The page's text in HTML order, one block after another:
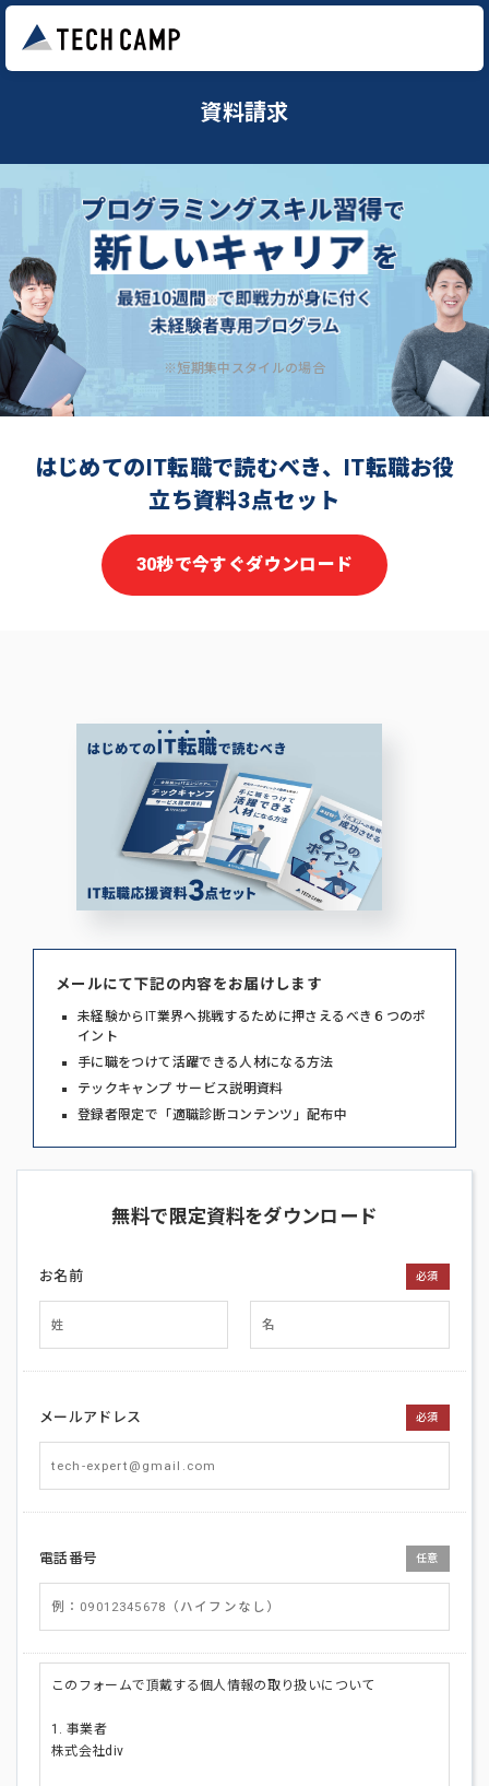
資料請求
※短期集中スタイルの場合
はじめてのIT転職で読むべき、IT転職お役
立ち資料3点セット
30秒で今すぐダウンロード
メールにて下記の内容をお届けします
未経験からIT業界へ挑戦するために押さえるべき６つのポ
イント
手に職をつけて活躍できる人材になる方法
テックキャンプ サービス説明資料
登録者限定で「適職診断コンテンツ」配布中
無料で限定資料をダウンロード
お名前 必須
メールアドレス 必須
電話番号 任意
このフォームで頂戴する個人情報の取り扱いについて
1. 事業者
株式会社div